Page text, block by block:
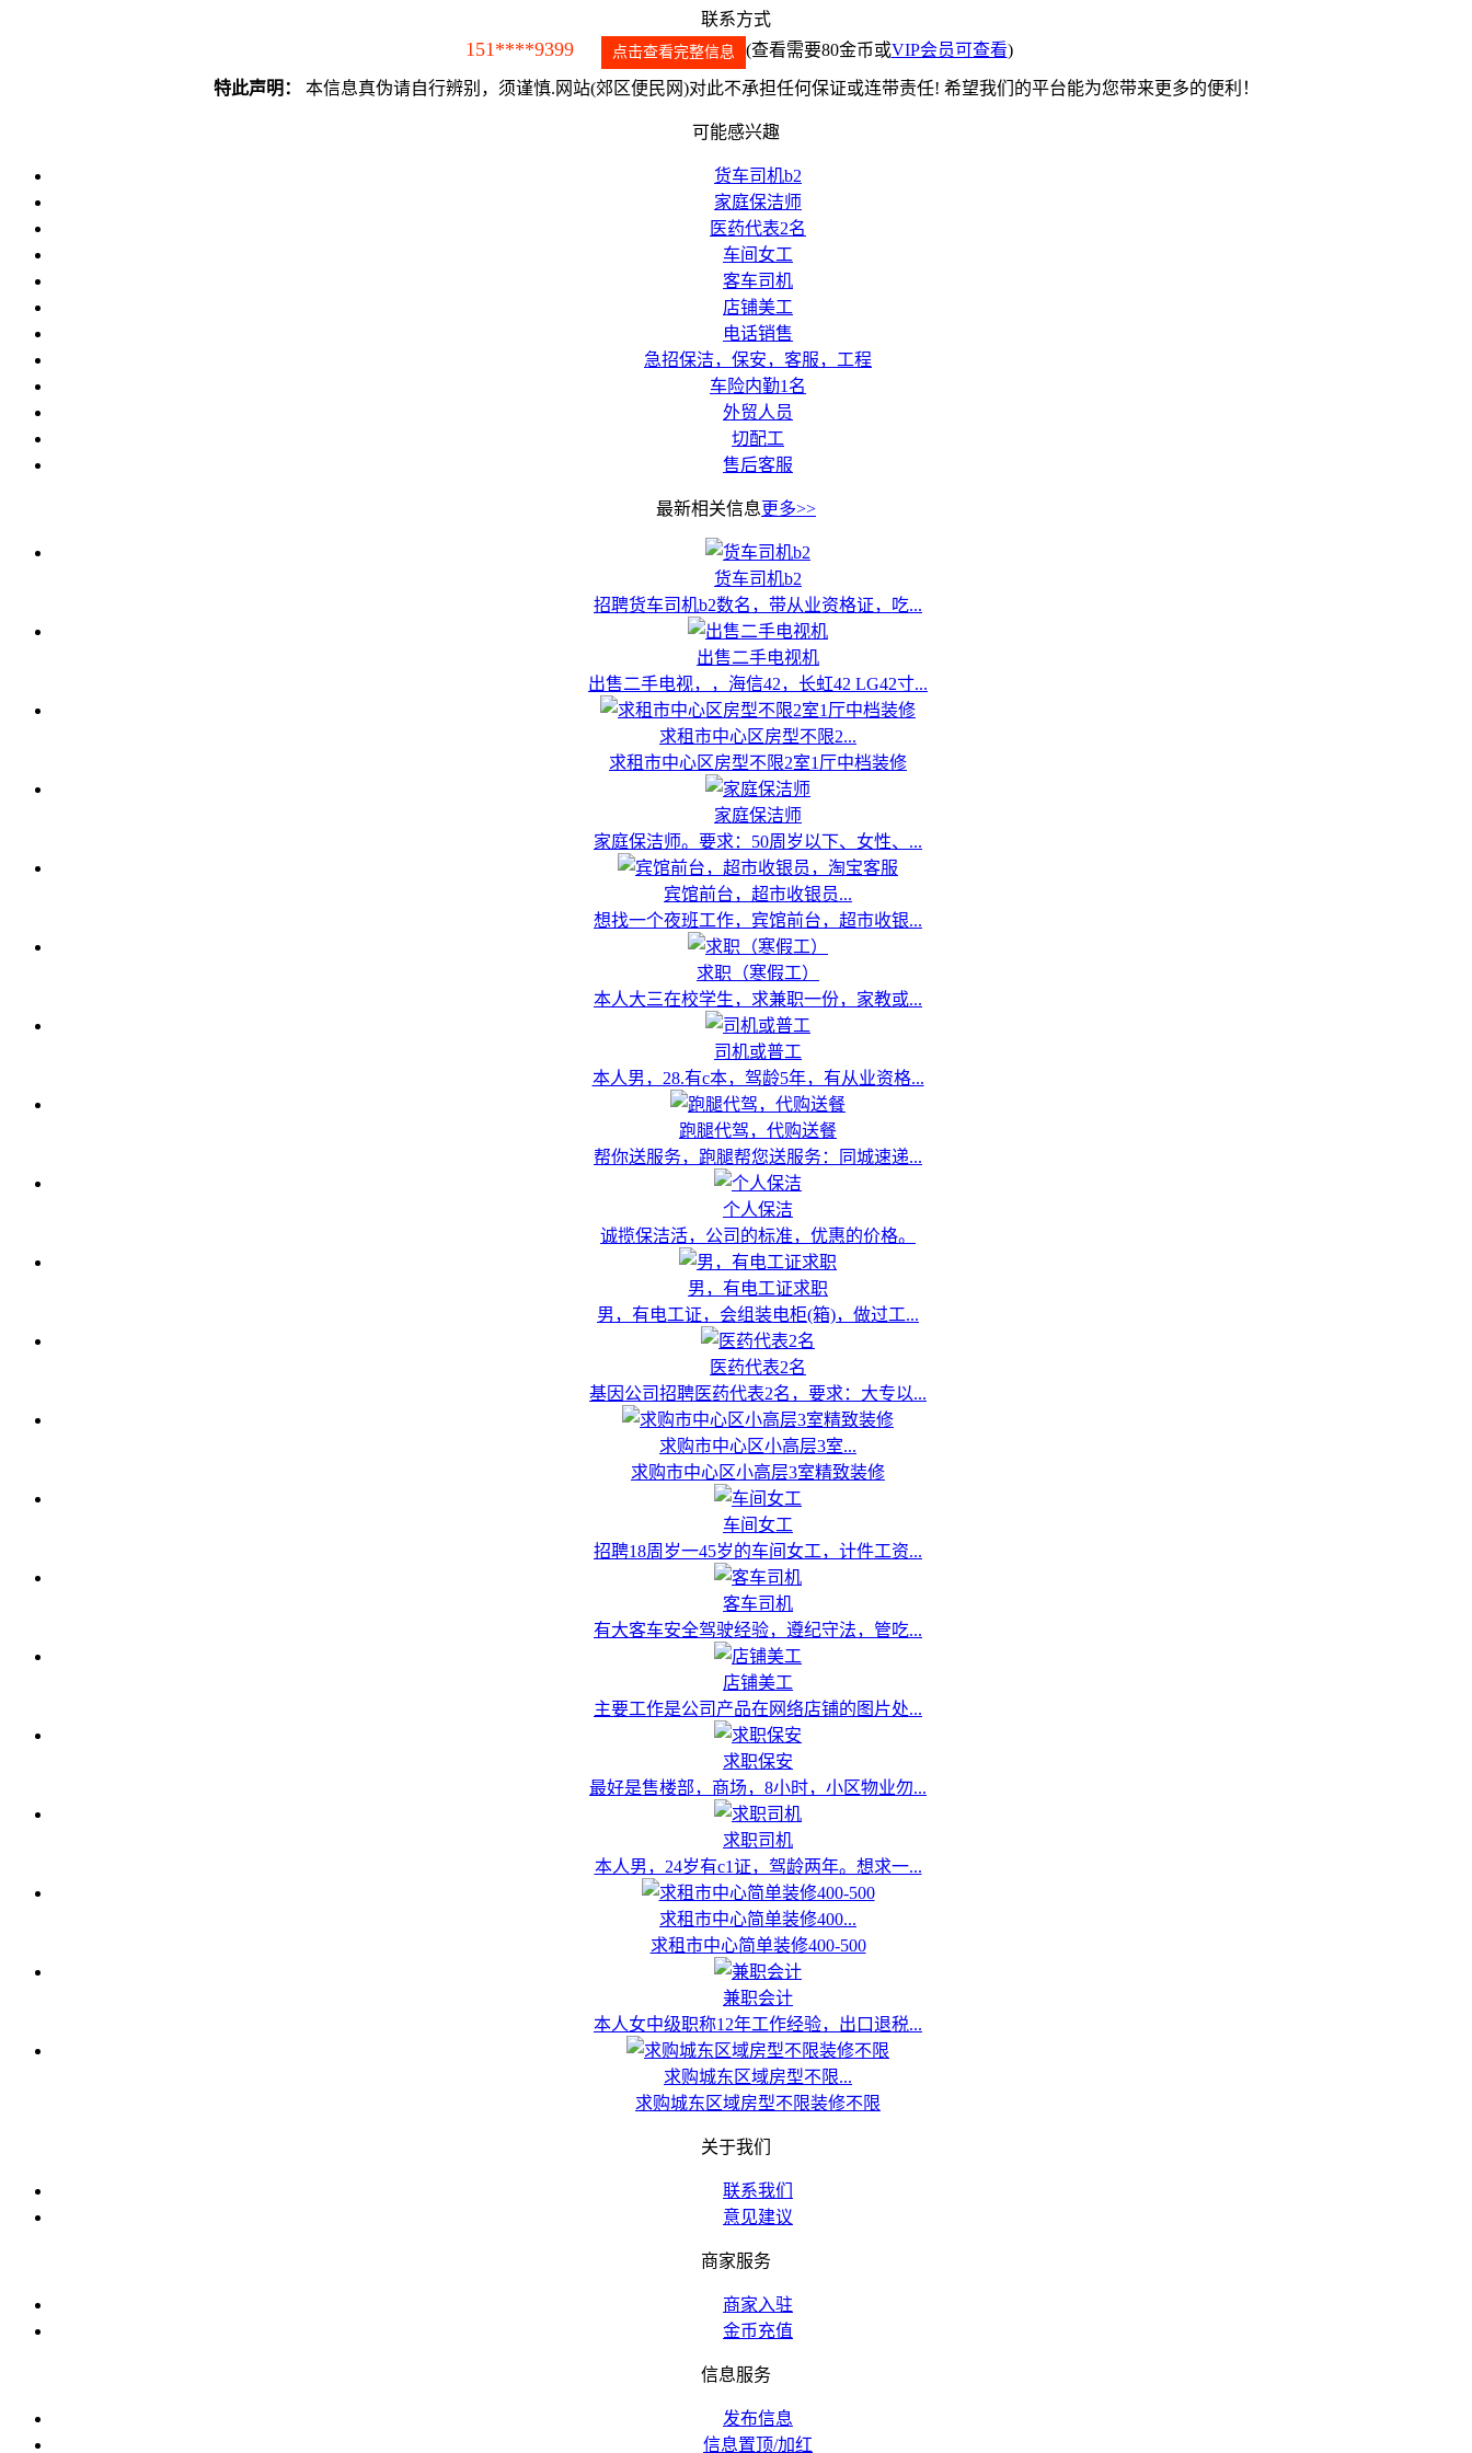
联系方式
151****9399 点击查看完整信息 (查看需要80金币或VIP会员可查看)
特此声明： 本信息真伪请自行辨别，须谨慎.网站(郊区便民网)对此不承担任何保证或连带责任! 希望我们的平台能为您带来更多的便利！
可能感兴趣
货车司机b2
家庭保洁师
医药代表2名
车间女工
客车司机
店铺美工
电话销售
急招保洁，保安，客服，工程
车险内勤1名
外贸人员
切配工
售后客服
最新相关信息更多>>
货车司机b2
招聘货车司机b2数名，带从业资格证，吃...
出售二手电视机
出售二手电视，，海信42，长虹42 LG42寸...
求租市中心区房型不限2...
求租市中心区房型不限2室1厅中档装修
家庭保洁师
家庭保洁师。要求：50周岁以下、女性、...
宾馆前台，超市收银员...
想找一个夜班工作，宾馆前台，超市收银...
求职（寒假工）
本人大三在校学生，求兼职一份，家教或...
司机或普工
本人男，28.有c本，驾龄5年，有从业资格...
跑腿代驾，代购送餐
帮你送服务，跑腿帮您送服务：同城速递...
个人保洁
诚揽保洁活，公司的标准，优惠的价格。
男，有电工证求职
男，有电工证，会组装电柜(箱)，做过工...
医药代表2名
基因公司招聘医药代表2名，要求：大专以...
求购市中心区小高层3室...
求购市中心区小高层3室精致装修
车间女工
招聘18周岁一45岁的车间女工，计件工资...
客车司机
有大客车安全驾驶经验，遵纪守法，管吃...
店铺美工
主要工作是公司产品在网络店铺的图片处...
求职保安
最好是售楼部，商场，8小时，小区物业勿...
求职司机
本人男，24岁有c1证，驾龄两年。想求一...
求租市中心简单装修400...
求租市中心简单装修400-500
兼职会计
本人女中级职称12年工作经验，出口退税...
求购城东区域房型不限...
求购城东区域房型不限装修不限
关于我们
联系我们
意见建议
商家服务
商家入驻
金币充值
信息服务
发布信息
信息置顶/加红